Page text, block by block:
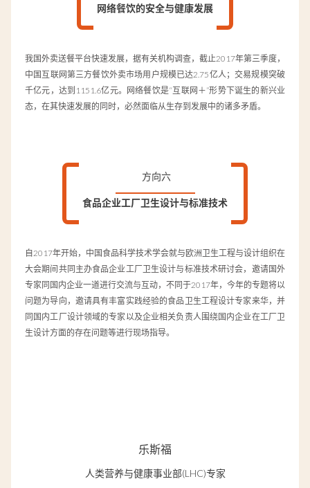
网络餐饮的安全与健康发展
我国外卖送餐平台快速发展，据有关机构调查，截止2017年第三季度，
中国互联网第三方餐饮外卖市场用户规模已达2.75亿人；交易规模突破
千亿元，达到1151.6亿元。网络餐饮是“互联网＋”形势下诞生的新兴业
态，在其快速发展的同时，必然面临从生存到发展中的诸多矛盾。
方向六
食品企业工厂卫生设计与标准技术
自2017年开始，中国食品科学技术学会就与欧洲卫生工程与设计组织在
大会期间共同主办食品企业工厂卫生设计与标准技术研讨会，邀请国外
专家同国内企业一道进行交流与互动，不同于2017年，今年的专题将以
问题为导向，邀请具有丰富实践经验的食品卫生工程设计专家来华，并
同国内工厂设计领域的专家以及企业相关负责人围绕国内企业在工厂卫
生设计方面的存在问题等进行现场指导。
乐斯福
人类营养与健康事业部(LHC)专家